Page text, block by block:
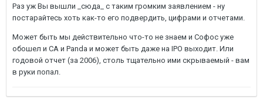
Раз уж Вы вышли _сюда_ с таким громким заявлением - ну
постарайтесь хоть как-то его подвердить, цифрами и отчетами.
Может быть мы действительно что-то не знаем и Софос уже
обошел и CA и Panda и может быть даже на IPO выходит. Или
годовой отчет (за 2006), столь тщательно ими скрываемый - вам
в руки попал.